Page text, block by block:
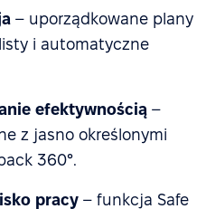
– uporządkowane plany
i automatyczne
efektywnością –
z jasno określonymi
360°.
pracy – funkcja Safe